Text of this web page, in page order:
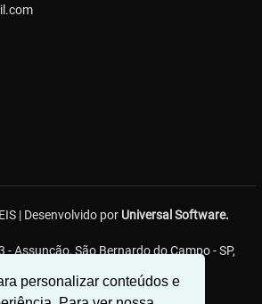
personalizar conteúdos e
| Desenvolvido por Universal Software.
- Assunção, São Bernardo do Campo - SP,